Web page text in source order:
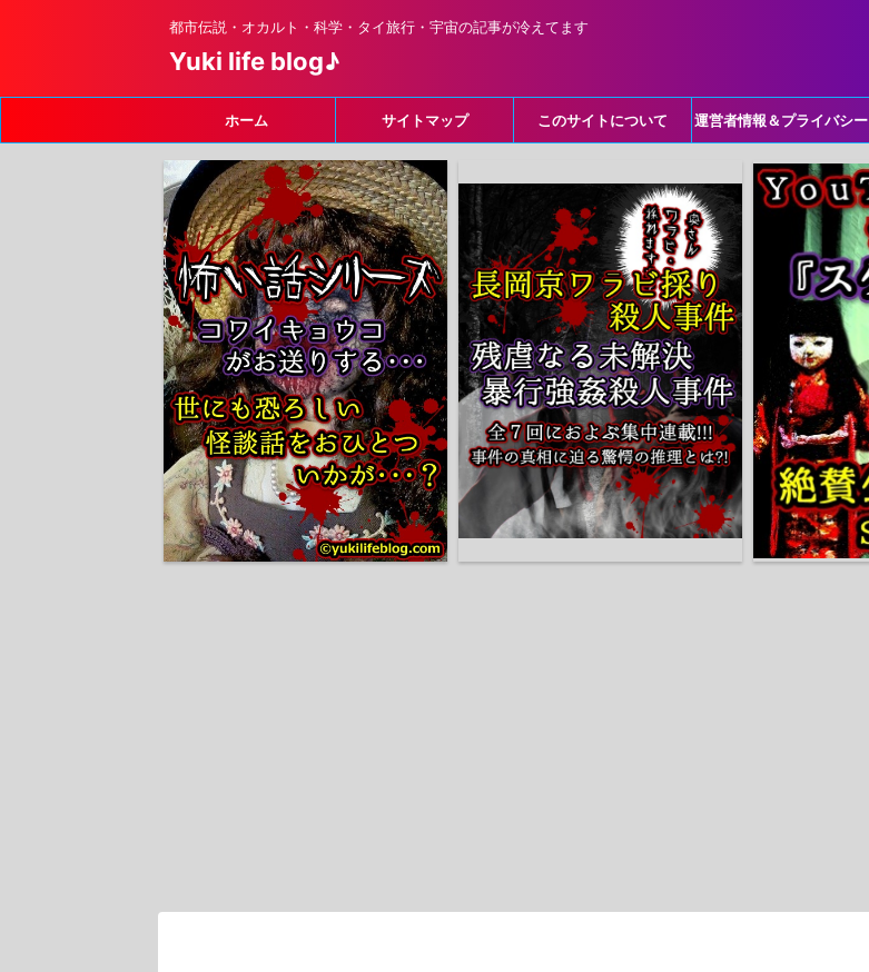
都市伝説・オカルト・科学・タイ旅行・宇宙の記事が冷えてます
Yuki life blog♪
ホーム サイトマップ このサイトについて 運営者情報＆プライバシー
ポリシー